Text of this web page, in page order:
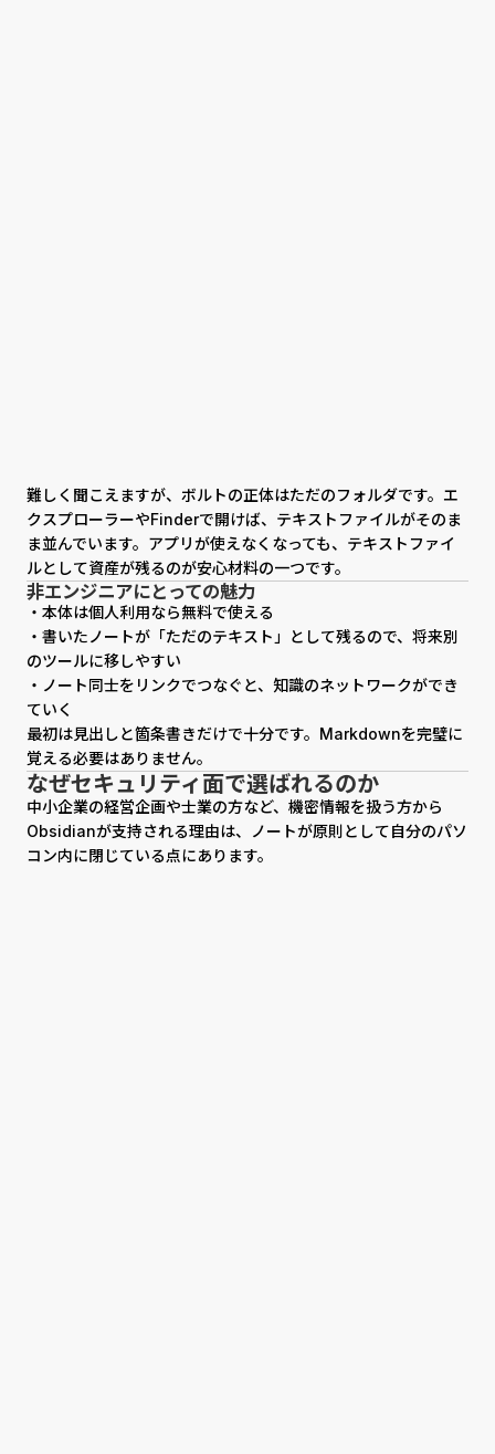
難しく聞こえますが、ボルトの正体はただのフォルダです。エ
クスプローラーやFinderで開けば、テキストファイルがそのま
ま並んでいます。アプリが使えなくなっても、テキストファイ
ルとして資産が残るのが安心材料の一つです。
非エンジニアにとっての魅力
・本体は個人利用なら無料で使える
・書いたノートが「ただのテキスト」として残るので、将来別
のツールに移しやすい
・ノート同士をリンクでつなぐと、知識のネットワークができ
ていく
最初は見出しと箇条書きだけで十分です。Markdownを完璧に
覚える必要はありません。
なぜセキュリティ面で選ばれるのか
中小企業の経営企画や士業の方など、機密情報を扱う方から
Obsidianが支持される理由は、ノートが原則として自分のパソ
コン内に閉じている点にあります。